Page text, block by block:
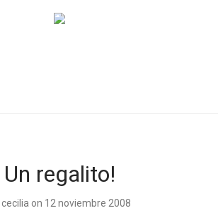
Un regalito!
cecilia on 12 noviembre 2008